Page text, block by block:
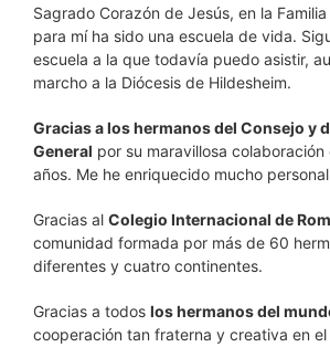
Sagrado Corazón de Jesús, en la
para mí ha sido una escuela de vida.
escuela a la que todavía puedo asistir,
marcho a la Diócesis de Hildesheim.
Gracias a los hermanos del Consejo y
General por su maravillosa colaboración
años. Me he enriquecido mucho
Gracias al Colegio Internacional de
comunidad formada por más de 60
diferentes y cuatro continentes.
Gracias a todos los hermanos del
cooperación tan fraterna y creativa en el